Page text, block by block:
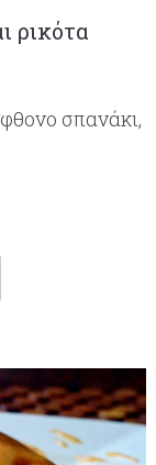
ρικότα
σπανάκι,